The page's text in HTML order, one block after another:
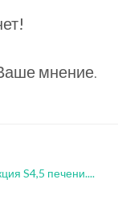
мнение.
S4,5 печени....